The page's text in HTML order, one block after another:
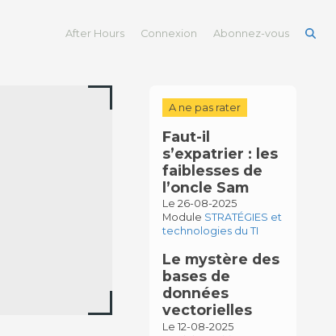
After Hours Connexion Abonnez-vous
A ne pas rater
Faut-il
s’expatrier : les
faiblesses de
l’oncle Sam
Le 26-08-2025
Module STRATÉGIES et
technologies du TI
Le mystère des
bases de
données
vectorielles
Le 12-08-2025